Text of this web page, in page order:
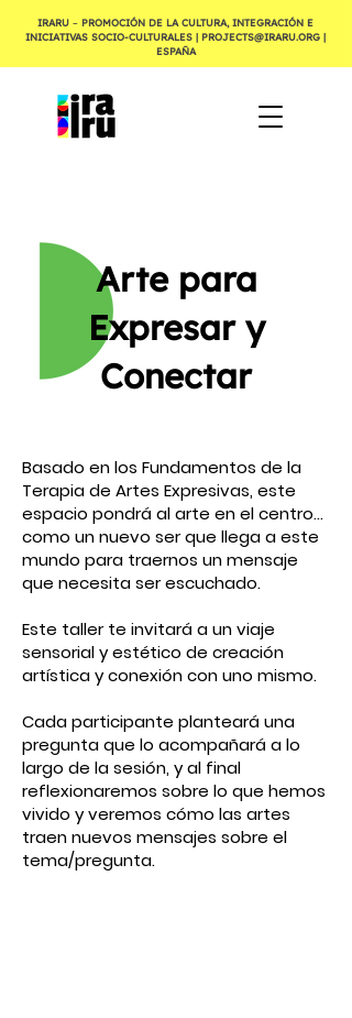
IRARU – PROMOCIÓN DE LA CULTURA, INTEGRACIÓN E
INICIATIVAS SOCIO-CULTURALES | PROJECTS@IRARU.ORG |
ESPAÑA
Arte para
Expresar y
Conectar
Basado en los Fundamentos de la
Terapia de Artes Expresivas, este
espacio pondrá al arte en el centro…
como un nuevo ser que llega a este
mundo para traernos un mensaje
que necesita ser escuchado.
Este taller te invitará a un viaje
sensorial y estético de creación
artística y conexión con uno mismo.
Cada participante planteará una
pregunta que lo acompañará a lo
largo de la sesión, y al final
reflexionaremos sobre lo que hemos
vivido y veremos cómo las artes
traen nuevos mensajes sobre el
tema/pregunta.